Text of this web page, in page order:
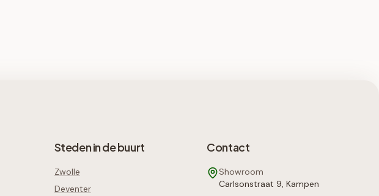
Steden in de buurt
Zwolle
Deventer
Contact
Showroom
Carlsonstraat 9, Kampen